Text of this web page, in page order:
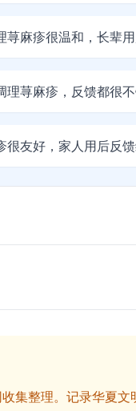
麻疹很温和，长辈
荨麻疹，反馈都很
友好，家人用后反馈
集整理。记录华夏